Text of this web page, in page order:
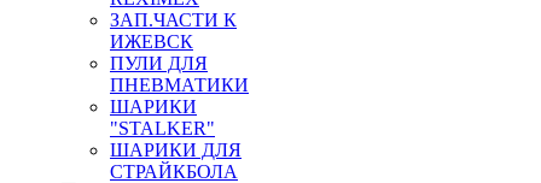
ЗАП.ЧАСТИ К
ИЖЕВСК
ПУЛИ ДЛЯ
ПНЕВМАТИКИ
ШАРИКИ
"STALKER"
ШАРИКИ ДЛЯ
СТРАЙКБОЛА